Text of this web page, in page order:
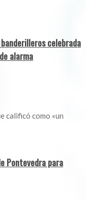
celebrada
alarma
calificó como «un
Pontevedra para